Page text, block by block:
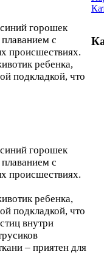
горошек
с
происшествиях.
ребенка,
подкладкой, что
горошек
с
происшествиях.
ребенка,
подкладкой, что
внутри
– приятен для